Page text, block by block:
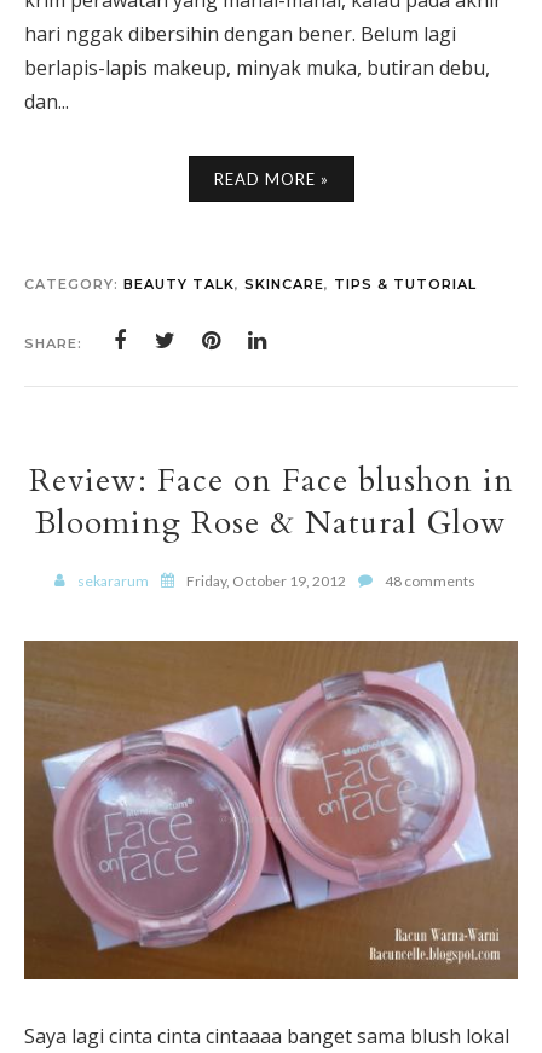
hari nggak dibersihin dengan bener. Belum lagi
berlapis-lapis makeup, minyak muka, butiran debu,
dan...
READ MORE »
CATEGORY: BEAUTY TALK, SKINCARE, TIPS & TUTORIAL
SHARE:
Review: Face on Face blushon in
Blooming Rose & Natural Glow
sekararum Friday, October 19, 2012 48 comments
Saya lagi cinta cinta cintaaaa banget sama blush lokal